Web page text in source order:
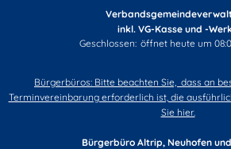
inkl. VG-Kasse und -
Klicken, um weitere Öffnungs-
Geschlossen: öffnet heute um
Bürgerbüros: Bitte beachten Sie, dass an
Terminvereinbarung erforderlich ist, die
Sie hier.
Bürgerbüro Altrip, Neuhofen